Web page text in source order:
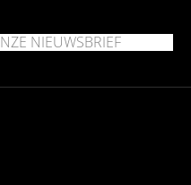
NIEUWSBRIEF